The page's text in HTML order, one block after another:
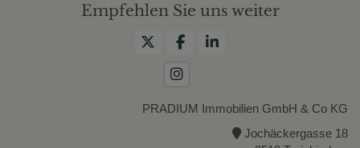
Empfehlen Sie uns weiter
PRADIUM Immobilien GmbH & Co KG
Jochäckergasse 18